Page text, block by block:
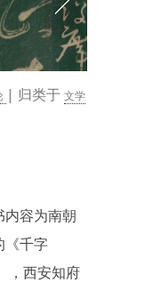
| 归类于 文学
容为南朝
《千字
，西安知府